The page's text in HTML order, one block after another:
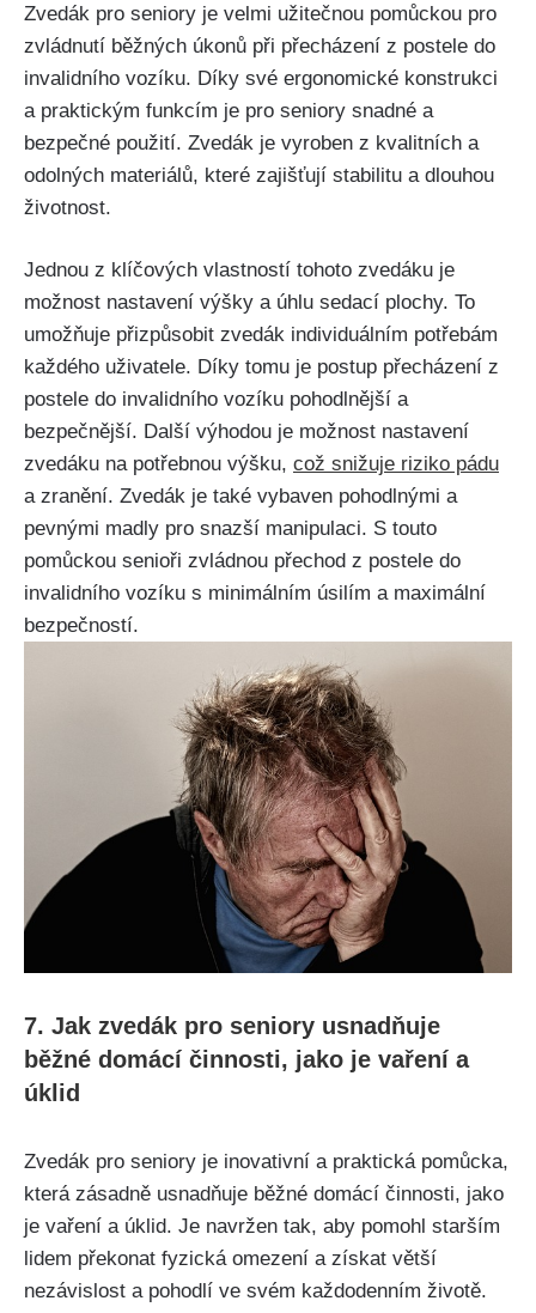
Zvedák pro seniory je velmi užitečnou pomůckou pro
zvládnutí běžných úkonů při přecházení z postele do
invalidního vozíku. Díky své ergonomické konstrukci
a praktickým funkcím je pro seniory snadné a
bezpečné použití. Zvedák je vyroben z kvalitních a
odolných materiálů, které zajišťují stabilitu a dlouhou
životnost.
Jednou z klíčových vlastností tohoto zvedáku je
možnost nastavení výšky a úhlu sedací plochy. To
umožňuje přizpůsobit zvedák individuálním potřebám
každého uživatele. Díky tomu je postup přecházení z
postele do invalidního vozíku pohodlnější a
bezpečnější. Další výhodou je možnost nastavení
zvedáku na potřebnou výšku, což snižuje riziko pádu
a zranění. Zvedák je také vybaven pohodlnými a
pevnými madly pro snazší manipulaci. S touto
pomůckou senioři zvládnou přechod z postele do
invalidního vozíku s minimálním úsilím a maximální
bezpečností.
7. Jak zvedák pro seniory usnadňuje
běžné domácí činnosti, jako je vaření a
úklid
Zvedák pro seniory je inovativní a praktická pomůcka,
která zásadně usnadňuje běžné domácí činnosti, jako
je vaření a úklid. Je navržen tak, aby pomohl starším
lidem překonat fyzická omezení a získat větší
nezávislost a pohodlí ve svém každodenním životě.